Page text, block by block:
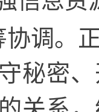
协调。
秘密